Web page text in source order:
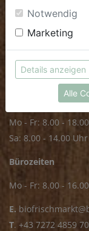
.
.+43 7272 2597
FRISCHMARKT
Öffnungszeiten
Mo - Fr: 8.00 -
Sa: 8.00 - 14.00 Uhr
Bürozeiten
Mo - Fr: 8.00 -
E.
T. +43 7272 4859 70
Cookies zu.
Infos zu den
auch
möchtest.
Weitere
Notwendig
Marketing
Details anzeigen
Alle